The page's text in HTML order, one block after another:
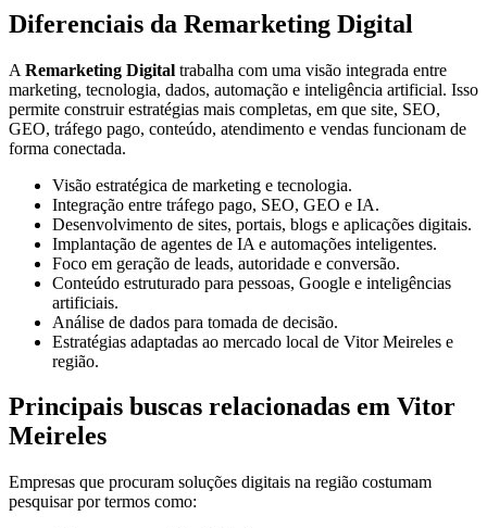
Diferenciais da Remarketing Digital
A Remarketing Digital trabalha com uma visão integrada entre
marketing, tecnologia, dados, automação e inteligência artificial. Isso
permite construir estratégias mais completas, em que site, SEO,
GEO, tráfego pago, conteúdo, atendimento e vendas funcionam de
forma conectada.
Visão estratégica de marketing e tecnologia.
Integração entre tráfego pago, SEO, GEO e IA.
Desenvolvimento de sites, portais, blogs e aplicações digitais.
Implantação de agentes de IA e automações inteligentes.
Foco em geração de leads, autoridade e conversão.
Conteúdo estruturado para pessoas, Google e inteligências
artificiais.
Análise de dados para tomada de decisão.
Estratégias adaptadas ao mercado local de Vitor Meireles e
região.
Principais buscas relacionadas em Vitor
Meireles
Empresas que procuram soluções digitais na região costumam
pesquisar por termos como: